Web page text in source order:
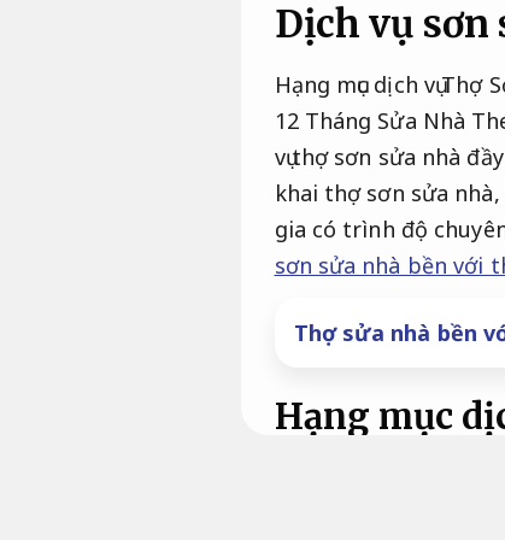
Dịch vụ sơn
Hạng mục dịch vụ
12 Tháng Sửa Nhà
vụ thợ sơn sửa nhà
khai thợ sơn sửa nhà,
gia có trình độ
sơn sửa nhà bền với
Thợ sửa nhà bền
Hạng mục